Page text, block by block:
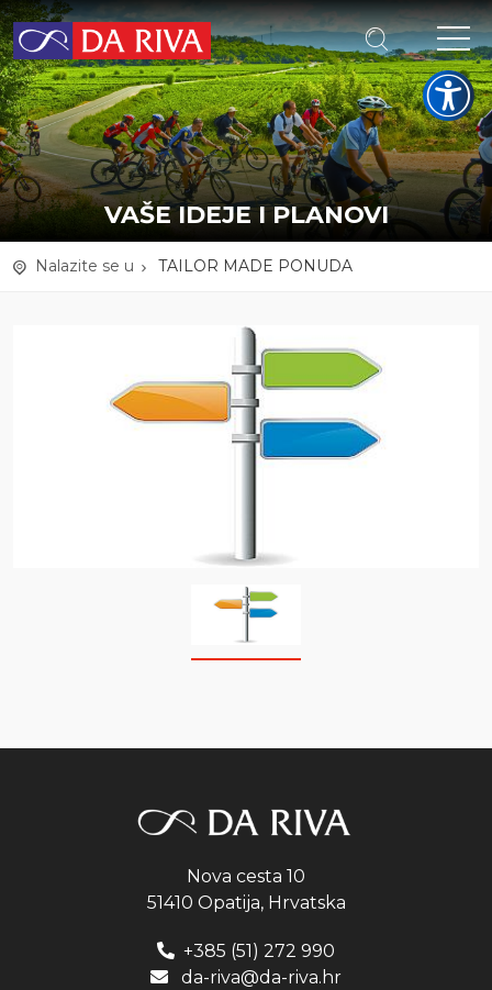
VAŠE IDEJE I PLANOVI
Nalazite se u TAILOR MADE PONUDA
Nova cesta 10
51410 Opatija, Hrvatska
+385 (51) 272 990
da-riva@da-riva.hr